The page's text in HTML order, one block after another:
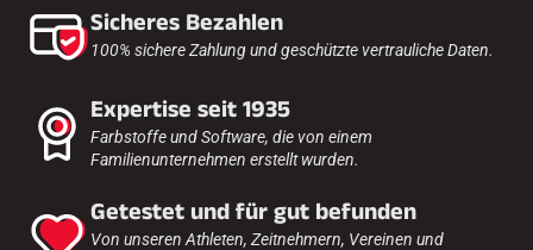
Sicheres Bezahlen
100% sichere Zahlung und geschützte vertrauliche Daten.
Expertise seit 1935
Farbstoffe und Software, die von einem
Familienunternehmen erstellt wurden.
Getestet und für gut befunden
Von unseren Athleten, Zeitnehmern, Vereinen und